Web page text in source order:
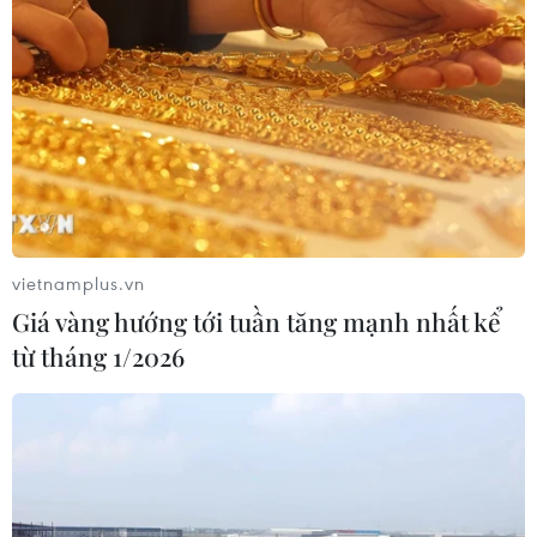
Liên hoan Phim Châu Á lần thứ 4 báo
hiệu nhiều đột phá cho điện ảnh Việt
Nam
27/06/2026 12:45
Tìm hiểu lịch sử chữ viết Ba Na thông
qua cuốn sách tranh cho độc giả nhỏ
tuổi
27/06/2026 11:34
Ca sỹ Huyền Trang hát 'Em là cô gái
vietnamplus.vn
Giá vàng hướng tới tuần tăng mạnh nhất kể
từ tháng 1/2026